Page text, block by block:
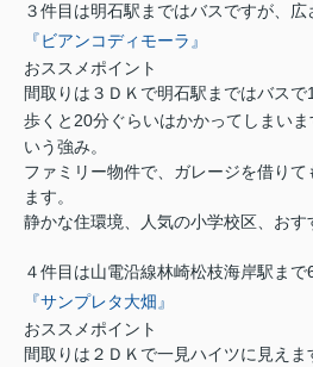
３件目は明石駅まではバスですが、広
『ビアンコディモーラ』
おススメポイント
間取りは３ＤＫで明石駅まではバスで
歩くと20分ぐらいはかかってしまいま
いう強み。
ファミリー物件で、ガレージを借り
ます。
静かな住環境、人気の小学校区、おす
４件目は山電沿線林崎松枝海岸駅まで
『サンプレタ大畑』
おススメポイント
間取りは２ＤＫで一見ハイツに見え